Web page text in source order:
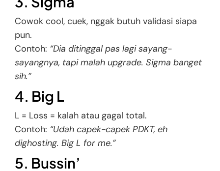
Cowok cool, cuek, nggak butuh validasi siapa
pun.
Contoh: “Dia ditinggal pas lagi sayang-
sayangnya, tapi malah upgrade. Sigma banget
sih.”
4. Big L
L = Loss = kalah atau gagal total.
Contoh: “Udah capek-capek PDKT, eh
dighosting. Big L for me.”
5. Bussin’